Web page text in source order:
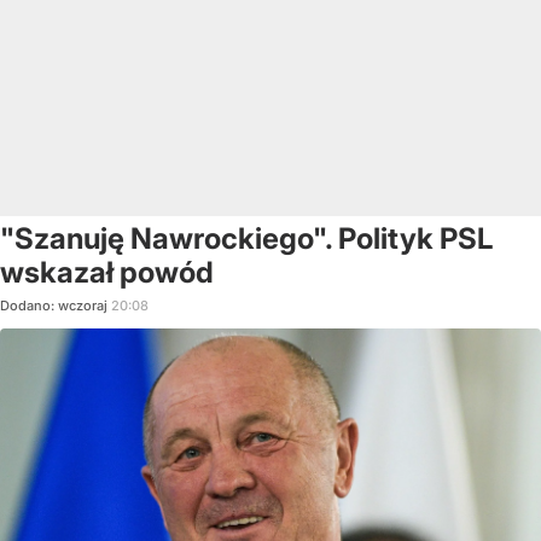
"Szanuję Nawrockiego". Polityk PSL
wskazał powód
Dodano: wczoraj 20:08